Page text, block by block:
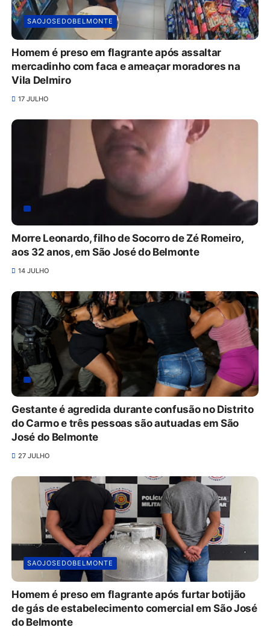
SAOJOSEDOBELMONTE
Homem é preso em flagrante após assaltar
mercadinho com faca e ameaçar moradores na
Vila Delmiro
17 JULHO
Morre Leonardo, filho de Socorro de Zé Romeiro,
aos 32 anos, em São José do Belmonte
14 JULHO
Gestante é agredida durante confusão no Distrito
do Carmo e três pessoas são autuadas em São
José do Belmonte
27 JULHO
SAOJOSEDOBELMONTE
Homem é preso em flagrante após furtar botijão
de gás de estabelecimento comercial em São José
do Belmonte